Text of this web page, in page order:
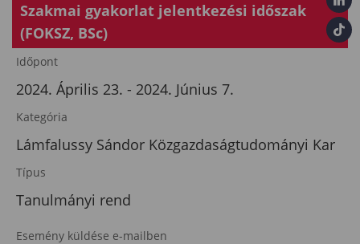
Szakmai gyakorlat jelentkezési időszak
(FOKSZ, BSc)
Időpont
2024. Április 23. - 2024. Június 7.
Kategória
Lámfalussy Sándor Közgazdaságtudományi Kar
Típus
Tanulmányi rend
Esemény küldése e-mailben